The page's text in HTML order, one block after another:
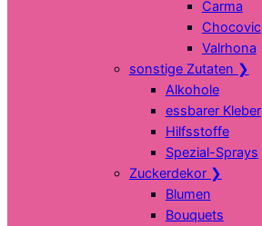
Carma
Chocovic
Valrhona
sonstige Zutaten ❯
Alkohole
essbarer Kleber
Hilfsstoffe
Spezial-Sprays
Zuckerdekor ❯
Blumen
Bouquets